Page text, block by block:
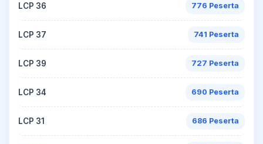
LCP 36 776 Peserta
LCP 37 741 Peserta
LCP 39 727 Peserta
LCP 34 690 Peserta
LCP 31 686 Peserta